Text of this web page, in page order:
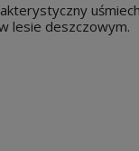
lesie deszczowym.